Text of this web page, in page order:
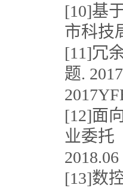
[10]基
市科技
[11]冗
题.
[12]面
业委托
[13]数